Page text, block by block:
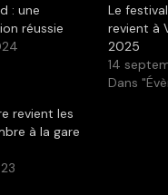
: une
réussie
Le
revient à
2025
14
Dans
revient les
à la gare